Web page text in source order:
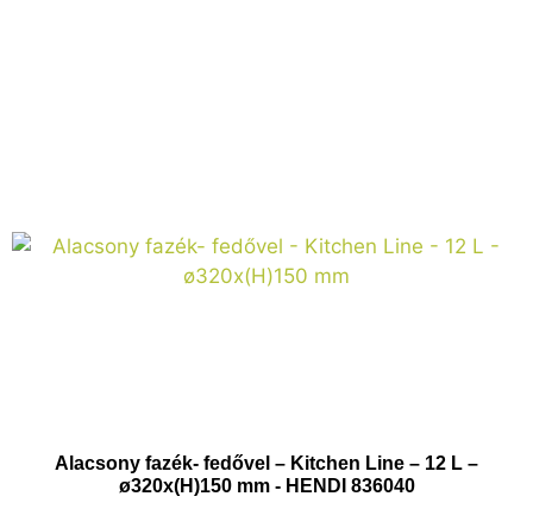
Alacsony fazék- fedővel – Kitchen Line – 12 L –
ø320x(H)150 mm - HENDI 836040